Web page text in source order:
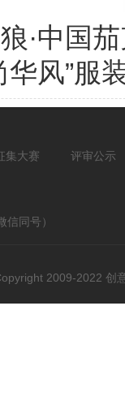
·中国
华风”服
集大赛 评审公示
同号）
2009-2022 创